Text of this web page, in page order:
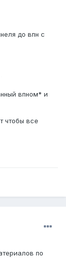
до впн с
впном* и
чтобы все
по